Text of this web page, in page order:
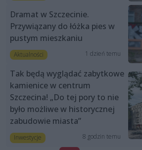
Dramat w Szczecinie.
Przywiązany do łóżka pies w
pustym mieszkaniu
Aktualności 1 dzień temu
Tak będą wyglądać zabytkowe
kamienice w centrum
Szczecina! „Do tej pory to nie
było możliwe w historycznej
zabudowie miasta”
Inwestycje 8 godzin temu